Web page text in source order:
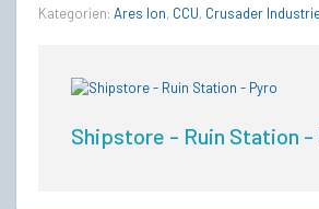
CCU
Kategorien: Ares Ion, CCU, Crusader
Shipstore - Ruin Station -